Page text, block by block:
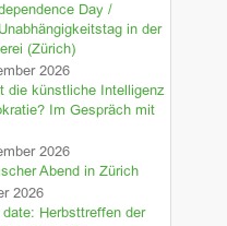
Day /
in der
(Zürich)
2026
die künstliche Intelligenz
Im Gespräch mit
2026
Abend in Zürich
2026
Herbsttreffen der